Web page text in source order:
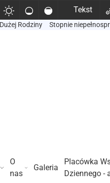
Tekst
Rodziny Stopnie
O
nas
Galeria
Placówka
Dziennego -